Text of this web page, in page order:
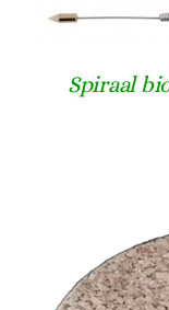
Spiraal